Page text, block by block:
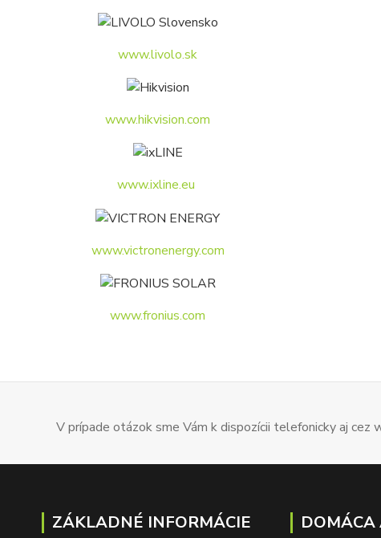
www.livolo.sk
www.hikvision.com
www.ixline.eu
www.victronenergy.com
www.fronius.com
V prípade otázok sme Vám k dispozícii telefonicky aj cez
ZÁKLADNÉ INFORMÁCIE